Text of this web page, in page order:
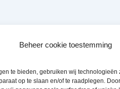
Beheer cookie toestemming
te bieden, gebruiken wij technologieën
op te slaan en/of te raadplegen.
in Heteren